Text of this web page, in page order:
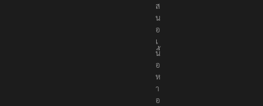
ส
น
อ
เ
นื้
อ
ห
า
อ